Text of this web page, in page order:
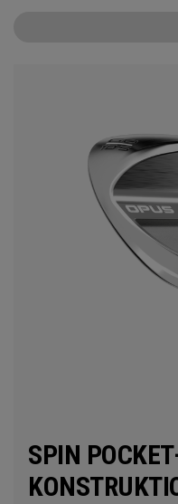
SPIN